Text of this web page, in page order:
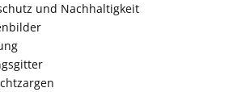
und Nachhaltigkeit